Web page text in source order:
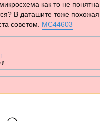
как то не
В даташите тоже
советом. MC44603